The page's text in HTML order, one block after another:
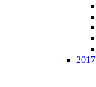
2017